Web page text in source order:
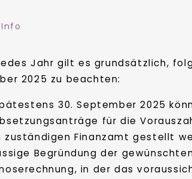
Jahr gilt es grundsätzlich,
2025 zu beachten:
30. September 2025
für die
zuständigen Finanzamt gestellt
Begründung der
in der das